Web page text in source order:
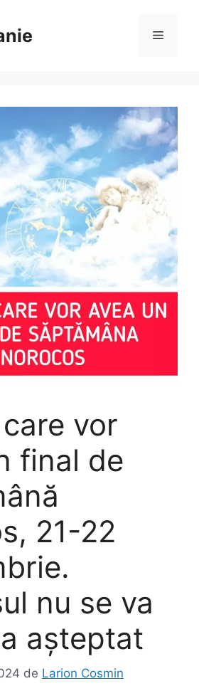
Meniu
vor
final de
21-22
nu se va
așteptat
de Larion Cosmin